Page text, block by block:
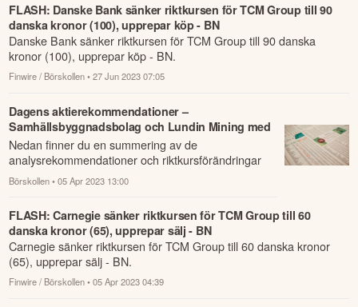
FLASH: Danske Bank sänker riktkursen för TCM Group till 90
danska kronor (100), upprepar köp - BN
Danske Bank sänker riktkursen för TCM Group till 90 danska
kronor (100), upprepar köp - BN.
Finwire / Börskollen • 27 Jun 2023 07:05
Dagens aktierekommendationer –
Samhällsbyggnadsbolag och Lundin Mining med
på listan
Nedan finner du en summering av de
analysrekommendationer och riktkursförändringar
som har rapporterats om idag den 5 april.
Börskollen • 05 Apr 2023 13:00
FLASH: Carnegie sänker riktkursen för TCM Group till 60
danska kronor (65), upprepar sälj - BN
Carnegie sänker riktkursen för TCM Group till 60 danska kronor
(65), upprepar sälj - BN.
Finwire / Börskollen • 05 Apr 2023 04:39